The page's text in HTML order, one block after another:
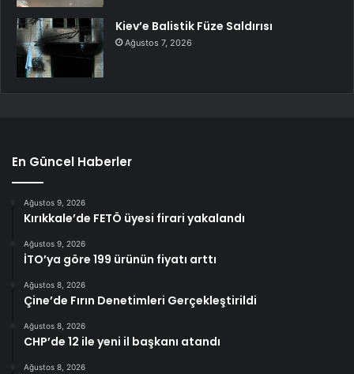
Kiev’e Balistik Füze Saldırısı
Ağustos 7, 2026
En Güncel Haberler
Ağustos 9, 2026
Kırıkkale’de FETÖ üyesi firari yakalandı
Ağustos 9, 2026
İTO’ya göre 199 ürünün fiyatı arttı
Ağustos 8, 2026
Çine’de Fırın Denetimleri Gerçekleştirildi
Ağustos 8, 2026
CHP’de 12 ile yeni il başkanı atandı
Ağustos 8, 2026